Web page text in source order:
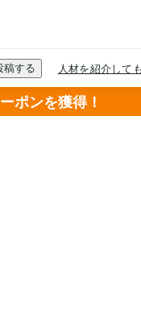
ポンを獲得！